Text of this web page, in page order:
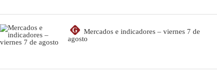
G
Mercados e indicadores – viernes 7 de
agosto